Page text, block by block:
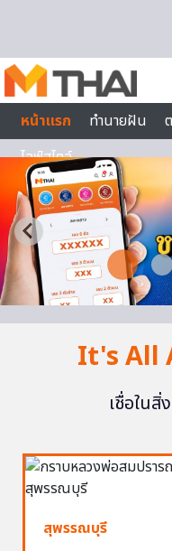
หน้าแรก
ทำนายฝัน
ไลฟ์สไตล์
It's All
เชื่อในสิ่
สุพรรณบุรี